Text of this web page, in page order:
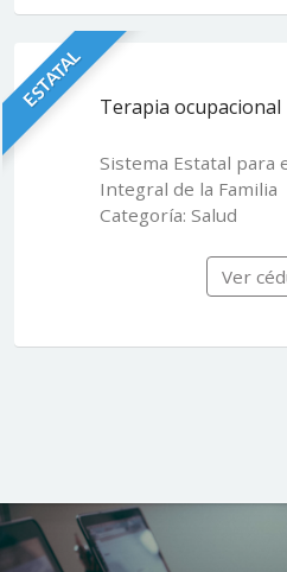
ESTATAL Terapia ocupacional
Sistema Estatal para
Integral de la Familia
Categoría: Salud
Ver